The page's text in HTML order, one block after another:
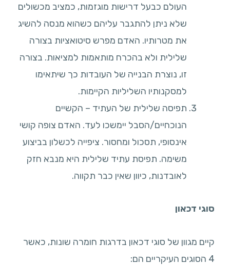
העולם כבעל דרישות מוגזמות, כמציב מכשולים
שלא ניתן להתגבר עליהם כשהוא מנסה להשיג
את מטרותיו. האדם מפרש סיטואציות בצורה
שלילית ולא בהכרח מותאמות למציאות. בצורה
זו, נוצרת הבנייה של העובדות כך שיתאימו
למסקנותיו השליליות הקיימות.
תפיסה שלילית של העתיד – הקשיים
הנוכחיים/הסבל יימשכו לעד. האדם צופה קושי
אינסופי, תסכול ומחסור. ציפייה לכשלון בביצוע
משימה. תפיסת עתיד שלילית היא מנבא חזק
לאובדנות, כיוון שאין כבר תקווה.
סוגי דכאון
קיים מגוון של סוגי דכאון בדרגות חומרה שונות, כאשר
4 הסוגים העיקריים הם: